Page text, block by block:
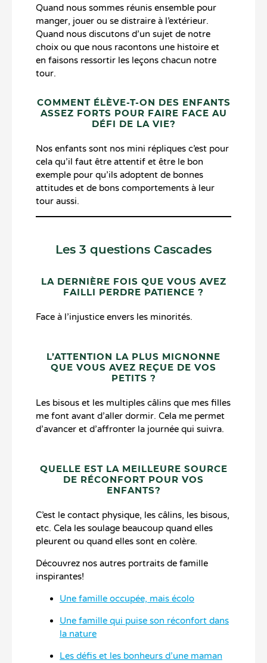
Quand nous sommes réunis ensemble pour
manger, jouer ou se distraire à l’extérieur.
Quand nous discutons d’un sujet de notre
choix ou que nous racontons une histoire et
en faisons ressortir les leçons chacun notre
tour.
COMMENT ÉLÈVE-T-ON DES ENFANTS
ASSEZ FORTS POUR FAIRE FACE AU
DÉFI DE LA VIE?
Nos enfants sont nos mini répliques c’est pour
cela qu’il faut être attentif et être le bon
exemple pour qu’ils adoptent de bonnes
attitudes et de bons comportements à leur
tour aussi.
Les 3 questions Cascades
LA DERNIÈRE FOIS QUE VOUS AVEZ
FAILLI PERDRE PATIENCE ?
Face à l’injustice envers les minorités.
L’ATTENTION LA PLUS MIGNONNE
QUE VOUS AVEZ REÇUE DE VOS
PETITS ?
Les bisous et les multiples câlins que mes filles
me font avant d’aller dormir. Cela me permet
d’avancer et d’affronter la journée qui suivra.
QUELLE EST LA MEILLEURE SOURCE
DE RÉCONFORT POUR VOS
ENFANTS?
C’est le contact physique, les câlins, les bisous,
etc. Cela les soulage beaucoup quand elles
pleurent ou quand elles sont en colère.
Découvrez nos autres portraits de famille
inspirantes!
Une famille occupée, mais écolo
Une famille qui puise son réconfort dans
la nature
Les défis et les bonheurs d’une maman